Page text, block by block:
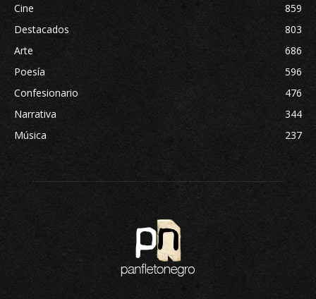
Cine
859
Destacados
803
Arte
686
Poesía
596
Confesionario
476
Narrativa
344
Música
237